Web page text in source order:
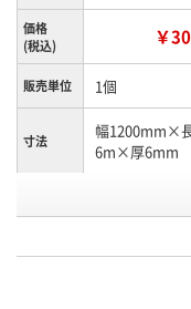
価格
(税込)
￥
販売単位 1個
寸法
幅1200mm×
6m×厚6mm
号